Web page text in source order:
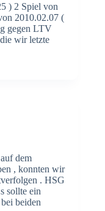
) 2 Spiel von
2010.02.07 (
gegen LTV
wir letzte
dem
, konnten wir
. HSG
sollte ein
beiden